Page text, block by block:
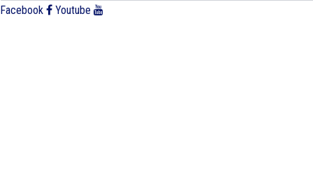
Facebook Youtube